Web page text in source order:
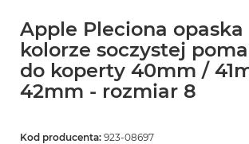
Apple Pleciona opaska
kolorze soczystej
do koperty 40mm /
42mm - rozmiar 8
Kod producenta: 923-08697